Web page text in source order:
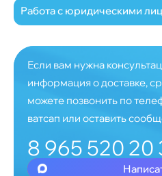
Работа с юридическими
Если вам нужна
информация о доставке,
можете позвонить по
ватсап или оставить
8 965 520 20